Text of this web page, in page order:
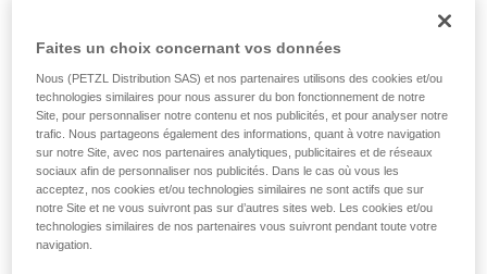
Faites un choix concernant vos données
Nous (PETZL Distribution SAS) et nos partenaires utilisons des cookies et/ou
technologies similaires pour nous assurer du bon fonctionnement de notre
Site, pour personnaliser notre contenu et nos publicités, et pour analyser notre
trafic. Nous partageons également des informations, quant à votre navigation
sur notre Site, avec nos partenaires analytiques, publicitaires et de réseaux
sociaux afin de personnaliser nos publicités. Dans le cas où vous les
acceptez, nos cookies et/ou technologies similaires ne sont actifs que sur
notre Site et ne vous suivront pas sur d’autres sites web. Les cookies et/ou
technologies similaires de nos partenaires vous suivront pendant toute votre
navigation.